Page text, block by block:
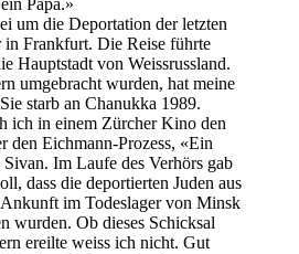
um die Deportation der letzten
Frankfurt. Die Reise führte
Hauptstadt von Weissrussland.
umgebracht wurden, hat meine
starb an Chanukka 1989.
ich in einem Zürcher Kino den
den Eichmann-Prozess, «Ein
Im Laufe des Verhörs gab
dass die deportierten Juden aus
im Todeslager von Minsk
wurden. Ob dieses Schicksal
ereilte weiss ich nicht. Gut